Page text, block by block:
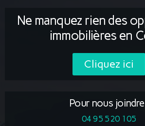
Ne manquez rien des
immobilières en
Cliquez ici
Pour nous
04 95 520 105